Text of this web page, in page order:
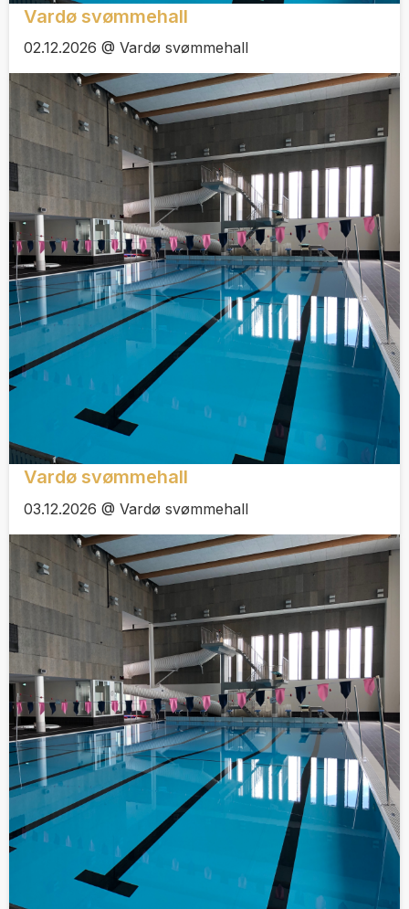
Vardø svømmehall
02.12.2026 @ Vardø svømmehall
Vardø svømmehall
03.12.2026 @ Vardø svømmehall